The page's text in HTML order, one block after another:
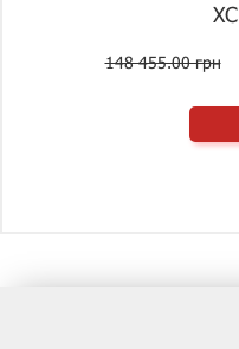
148 455.00 грн